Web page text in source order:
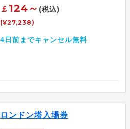
￡ 124～ (税込)
(¥27,238)
4日前までキャンセル無料
ロンドン塔入場券